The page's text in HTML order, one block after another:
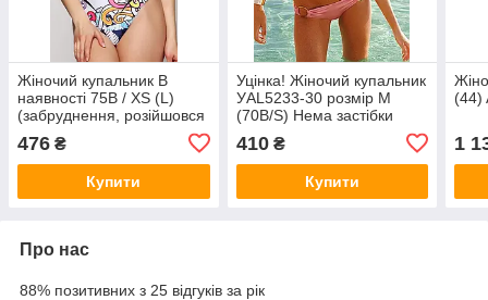
Жіночий купальник В
наявності 75B / XS (L)
(забруднення, розійшовся
шов всередині) УAL7209-
00-1
476 ₴
Купити
Уцінка! Жіночий купальник
УAL5233-30 розмір M
(70B/S) Нема застібки
410₴
Купити
(44)
1
Про нас
88% позитивних з 25 відгуків за рік